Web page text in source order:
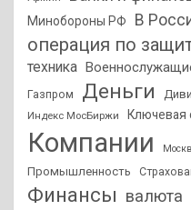
Минобороны РФ
В
операция по
техника
Газпром Деньги
Индекс МосБиржи Ключевая
Компании
Промышленность
Финансы валюта